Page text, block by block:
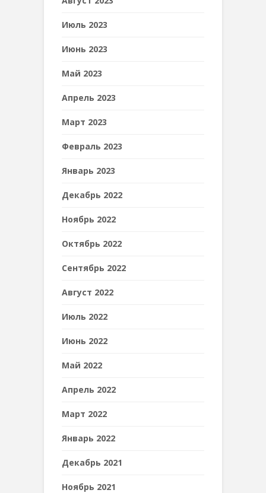
Июль 2023
Июнь 2023
Май 2023
Апрель 2023
Март 2023
Февраль 2023
Январь 2023
Декабрь 2022
Ноябрь 2022
Октябрь 2022
Сентябрь 2022
Август 2022
Июль 2022
Июнь 2022
Май 2022
Апрель 2022
Март 2022
Январь 2022
Декабрь 2021
Ноябрь 2021